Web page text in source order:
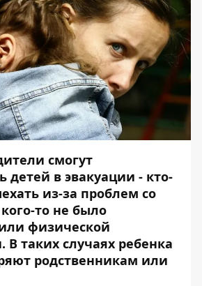
смогут
детей в эвакуации - кто-
из-за проблем со
то не было
физической
В таких случаях ребенка
родственникам или